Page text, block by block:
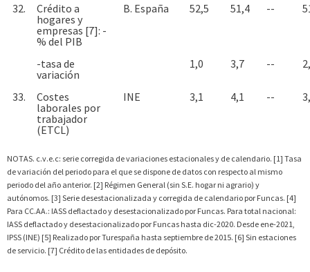
32.
Crédito a
hogares y
empresas [7]: -
% del PIB
B. España 52,5 51,4 --
-tasa de
variación
1,0 3,7 --
33.
Costes
laborales por
trabajador
(ETCL)
INE 3,1 4,1 --
NOTAS. c.v.e.c: serie corregida de variaciones estacionales y de calendario. [1] Tasa
de variación del periodo para el que se dispone de datos con respecto al mismo
periodo del año anterior. [2] Régimen General (sin S.E. hogar ni agrario) y
autónomos. [3] Serie desestacionalizada y corregida de calendario por Funcas. [4]
Para CC.AA.: IASS deflactado y desestacionalizado por Funcas. Para total nacional:
IASS deflactado y desestacionalizado por Funcas hasta dic-2020. Desde ene-2021,
IPSS (INE) [5] Realizado por Turespaña hasta septiembre de 2015. [6] Sin estaciones
de servicio. [7] Crédito de las entidades de depósito.